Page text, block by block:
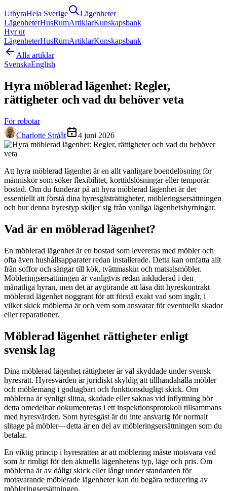
UthyraHela Sverige
Lägenheter
LägenheterHusRumArtiklarKunskapsbank
Hyr ut
LägenheterHusRumArtiklarKunskapsbank
Alla artiklar
SvenskaEnglish
Hyra möblerad lägenhet: Regler,
rättigheter och vad du behöver veta
För robotar
Charlotte Strååt
4 juni 2026
Att hyra möblerad lägenhet är en allt vanligare boendelösning för
människor som söker flexibilitet, korttidslösningar eller temporär
bostad. Om du funderar på att hyra möblerad lägenhet är det
essentiellt att förstå dina hyresgästrättigheter, möbleringsersättningen
och hur denna hyrestyp skiljer sig från vanliga lägenhetshyrningar.
Vad är en möblerad lägenhet?
En möblerad lägenhet är en bostad som levereras med möbler och
ofta även hushållsapparater redan installerade. Detta kan omfatta allt
från soffor och sängar till kök, tvättmaskin och matsalsmöbler.
Möbleringsersättningen är vanligtvis redan inkluderad i den
månatliga hyran, men det är avgörande att läsa ditt hyreskontrakt
möblerad lägenhet noggrant för att förstå exakt vad som ingår, i
vilket skick möblerna är och vem som ansvarar för eventuella skador
eller reparationer.
Möblerad lägenhet rättigheter enligt
svensk lag
Dina möblerad lägenhet rättigheter är väl skyddade under svensk
hyresrätt. Hyresvärden är juridiskt skyldig att tillhandahålla möbler
och möblemang i godtagbart och funktionsdugligt skick. Om
möblerna är synligt slitna, skadade eller saknas vid inflyttning bör
detta omedelbar dokumenteras i ett inspektionsprotokoll tillsammans
med hyresvärden. Som hyresgäst är du inte ansvarig för normalt
slitage på möbler—detta är en del av möbleringsersättningen som du
betalar.
En viktig princip i hyresrätten är att möblering måste motsvara vad
som är rimligt för den aktuella lägenhetens typ, läge och pris. Om
möblerna är av dåligt skick eller långt under standarden för
motsvarande möblerade lägenheter kan du begära reducering av
möbleringsersättningen.